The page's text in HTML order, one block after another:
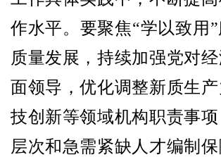
作水平。要聚焦“学以致用
质量发展，持续加强党对
面领导，优化调整新质生
技创新等领域机构职责事
层次和急需紧缺人才编制